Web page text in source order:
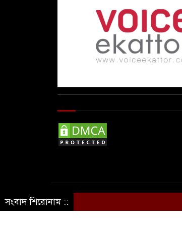
© Copyright By © Voice Ekattor
সংবাদ শিরোনাম ::